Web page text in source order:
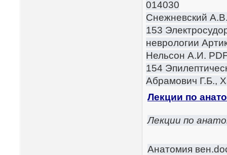
014030
Снежневский
153
неврологии
Нельсон А.И.
154
Абрамович Г.Б.,
Лекции по
Лекции по
Анатомия